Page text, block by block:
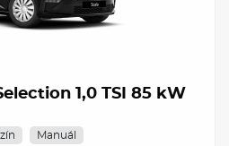
1,0 TSI 85 kW
Manuál